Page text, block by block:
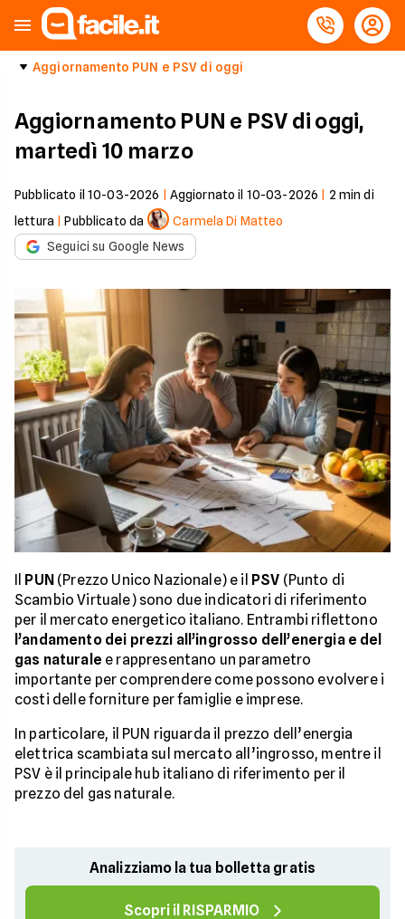
Aggiornamento PUN e PSV di oggi
Aggiornamento PUN e PSV di oggi,
martedì 10 marzo
Pubblicato il 10-03-2026 Aggiornato il 10-03-2026 2 min di
lettura |Pubblicato da
Carmela Di Matteo
Seguici su Google News
PUN (Prezzo Unico Nazionale) e il PSV (Punto di
Scambio Virtuale) sono due indicatori di riferimento
per il mercato energetico italiano. Entrambi riflettono
l’andamento dei prezzi all’ingrosso dell’energia e del
gas naturale e rappresentano un parametro
importante per comprendere come possono evolvere i
costi delle forniture per famiglie e imprese.
In particolare, il PUN riguarda il prezzo dell’energia
elettrica scambiata sul mercato all’ingrosso, mentre il
PSV è il principale hub italiano di riferimento per il
prezzo del gas naturale.
Analizziamo la tua bolletta gratis
Scopri il RISPARMIO